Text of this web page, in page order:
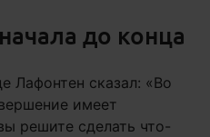
до конца
Лафонтен сказал: «Во
имеет
решите сделать что-